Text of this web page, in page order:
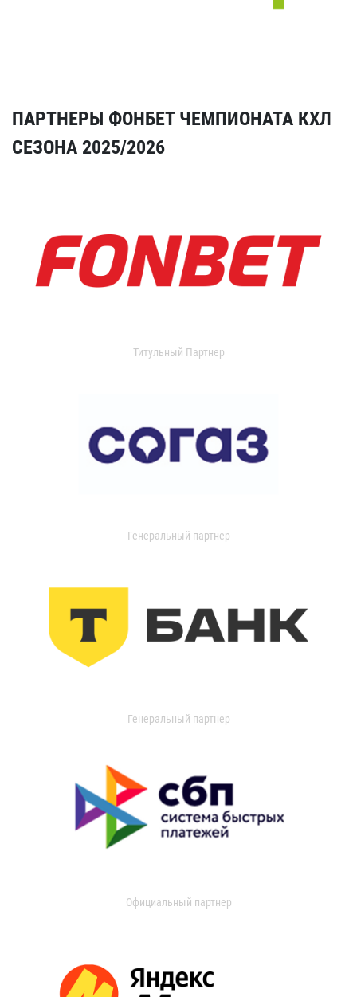
ПАРТНЕРЫ ФОНБЕТ ЧЕМПИОНАТА КХЛ
СЕЗОНА 2025/2026
Титульный Партнер
Генеральный партнер
Генеральный партнер
Официальный партнер